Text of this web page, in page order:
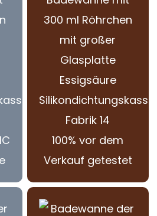
100% vor dem
Verkauf getestet